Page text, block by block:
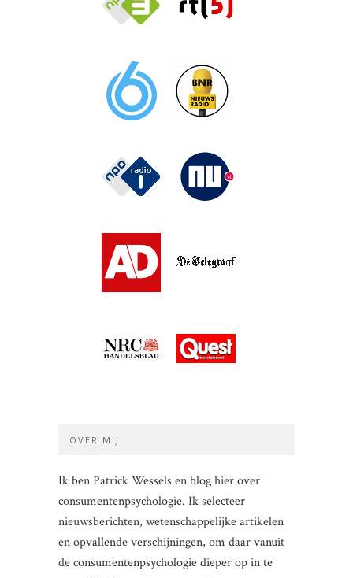
OVER MIJ
Ik ben Patrick Wessels en blog hier over
consumentenpsychologie. Ik selecteer
nieuwsberichten, wetenschappelijke artikelen
en opvallende verschijningen, om daar vanuit
de consumentenpsychologie dieper op in te